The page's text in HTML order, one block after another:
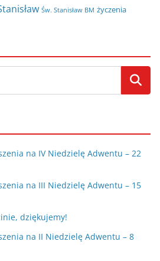
Św. Stanisław BM życzenia
na IV Niedzielę Adwentu – 22
na III Niedzielę Adwentu – 15
dziękujemy!
na II Niedzielę Adwentu – 8